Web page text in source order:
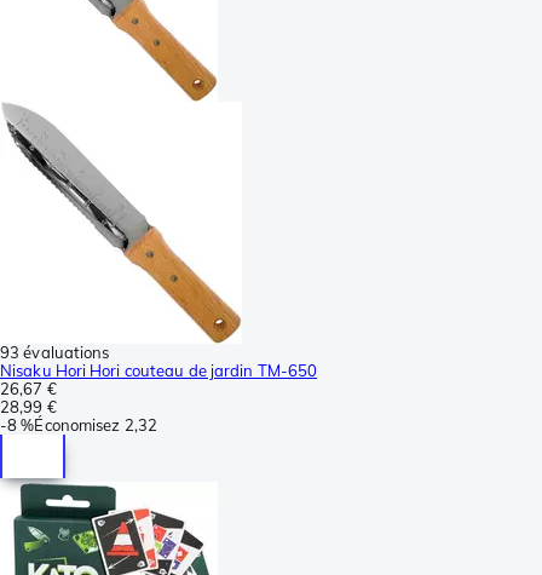
93 évaluations
Nisaku Hori Hori couteau de jardin TM-650
26,67 €
28,99 €
-8 %Économisez 2,32